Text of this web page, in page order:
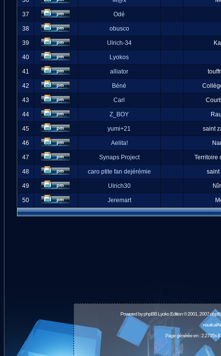
37 Odé
38 obusco
39 Ulrich-34
40 Lyokos
41 alliator
42 Béné
43 Carl
44 Z_BOY
45 yumi+21 saint
46 Aelita!
47 Synaps Project Territoire
48 caro ptite fan dejérémie saint
49 Ulrich30
50 Jeremart
Powered byphpBBLyoko Edition © 2001, 2007
Page générée en : 2.2735s